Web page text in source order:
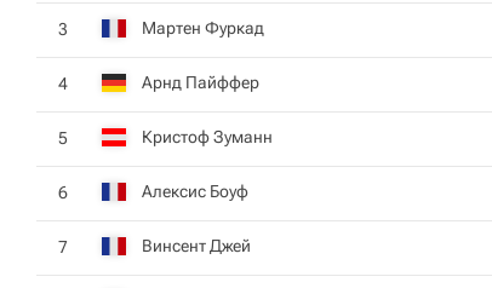
3 Мартен Фуркад
4 Арнд Пайффер
5 Кристоф Зуманн
6 Алексис Боуф
7 Винсент Джей